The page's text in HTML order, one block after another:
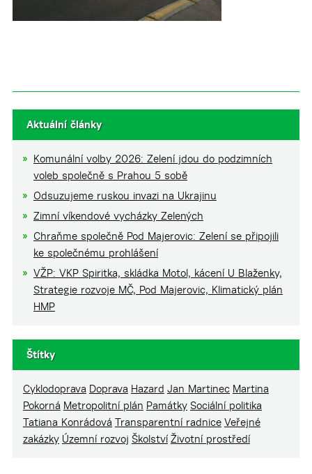
Aktuální články
Komunální volby 2026: Zelení jdou do podzimních
voleb společně s Prahou 5 sobě
Odsuzujeme ruskou invazi na Ukrajinu
Zimní víkendové vycházky Zelených
Chraňme společně Pod Majerovic: Zelení se připojili
ke společnému prohlášení
VŽP: VKP Spiritka, skládka Motol, kácení U Blaženky,
Strategie rozvoje MČ, Pod Majerovic, Klimatický plán
HMP
Štítky
Cyklodoprava Doprava Hazard Jan Martinec Martina
Pokorná Metropolitní plán Památky Sociální politika
Tatiana Konrádová Transparentní radnice Veřejné
zakázky Územní rozvoj Školství Životní prostředí